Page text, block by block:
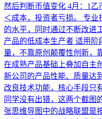
然后判断币值变化 4月：1乙
＜成本，投资者亏损。
专业
的水平，同时通过不断改进
产品的低成本生产者 适用
量，不靠原创颠覆性创新，
在成熟产品基础上叠加自主
新公司的产品性能、质量达
改良技术功能，核心手段只
同学没有出错，这两个截图
张思维导图中的战略联盟是